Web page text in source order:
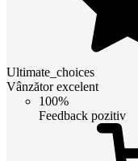
Ultimate_choices
Vânzător excelent
100%
Feedback pozitiv